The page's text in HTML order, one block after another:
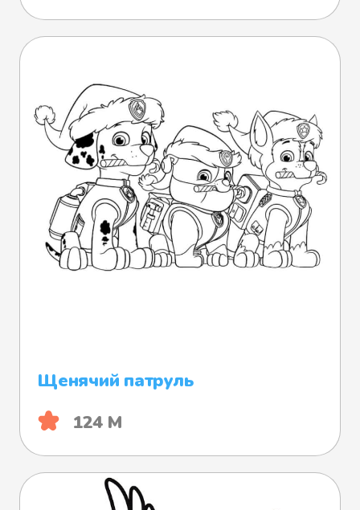
Щенячий патруль
124 М